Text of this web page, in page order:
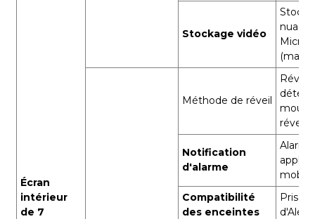
Écran
intérieur
de 7
Stockage vidéo
Micro
(max.
Méthode de réveil
Réveil
réveil
Notification
d'alarme
mobile
Compatibilité
des enceintes
Prise